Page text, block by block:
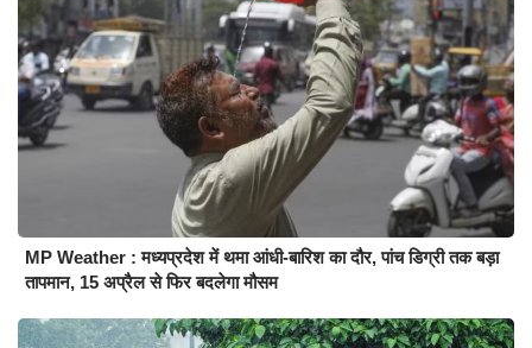
MP Weather : मध्यप्रदेश में थमा आंधी-बारिश का दौर, पांच डिग्री तक बड़ा
तापमान, 15 अप्रैल से फिर बदलेगा मौसम